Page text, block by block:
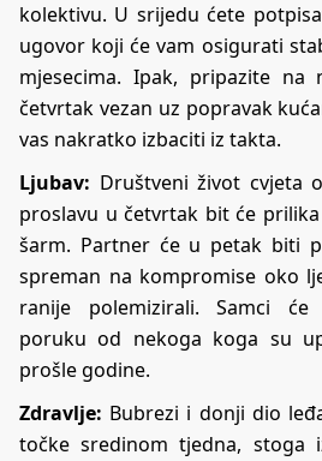
kolektivu. U srijedu ćete
ugovor koji će vam osigurati
mjesecima. Ipak, pripazite na
četvrtak vezan uz popravak
vas nakratko izbaciti iz takta.
Ljubav: Društveni život cvjeta
proslavu u četvrtak bit će
šarm. Partner će u petak biti
spreman na kompromise oko
ranije polemizirali. Samci će
poruku od nekoga koga su
prošle godine.
Zdravlje: Bubrezi i donji dio
točke sredinom tjedna, stoga